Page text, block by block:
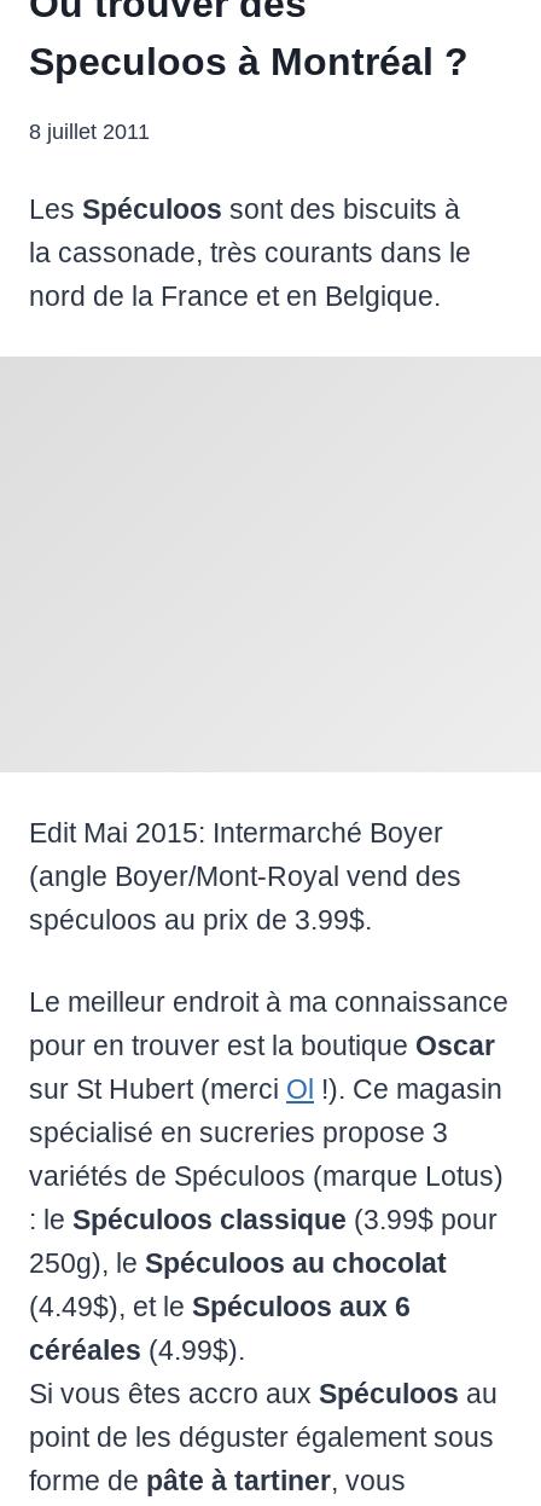
Speculoos à Montréal ?
8 juillet 2011
Les Spéculoos sont des biscuits à
la cassonade, très courants dans le
nord de la France et en Belgique.
Edit Mai 2015: Intermarché Boyer
(angle Boyer/Mont-Royal vend des
spéculoos au prix de 3.99$.
Le meilleur endroit à ma connaissance
pour en trouver est la boutique Oscar
sur St Hubert (merci Ol !). Ce magasin
spécialisé en sucreries propose 3
variétés de Spéculoos (marque Lotus)
: le Spéculoos classique (3.99$ pour
250g), le Spéculoos au chocolat
(4.49$), et le Spéculoos aux 6
céréales (4.99$).
Si vous êtes accro aux Spéculoos au
point de les déguster également sous
forme de pâte à tartiner, vous